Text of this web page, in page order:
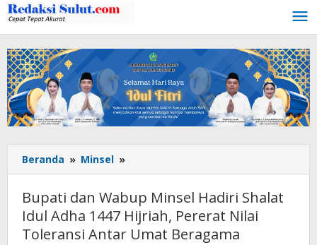
Lewati
ke
konten
Beranda » Minsel »
dan
Minsel
Hadiri
Shalat
Bupati dan Wabup Minsel Hadiri Shalat
Idul Adha 1447 Hijriah, Pererat Nilai
Toleransi Antar Umat Beragama